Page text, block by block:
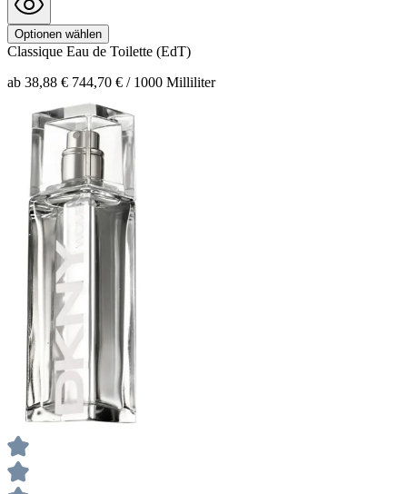
Optionen wählen
Classique Eau de Toilette (EdT)
ab 38,88 € 744,70 € / 1000 Milliliter